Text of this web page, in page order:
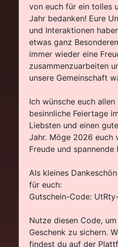
von euch für ein tolles
Jahr bedanken! Eure
und Interaktionen
etwas ganz
immer wieder eine
zusammenzuarbeiten
unsere Gemeinschaft
Ich wünsche euch
besinnliche Feiertage
Liebsten und einen
Jahr. Möge 2026 euch
Freude und spannende
Als kleines
für euch:
Gutschein-Code:
Nutze diesen Code,
Geschenk zu sichern.
findest du auf der